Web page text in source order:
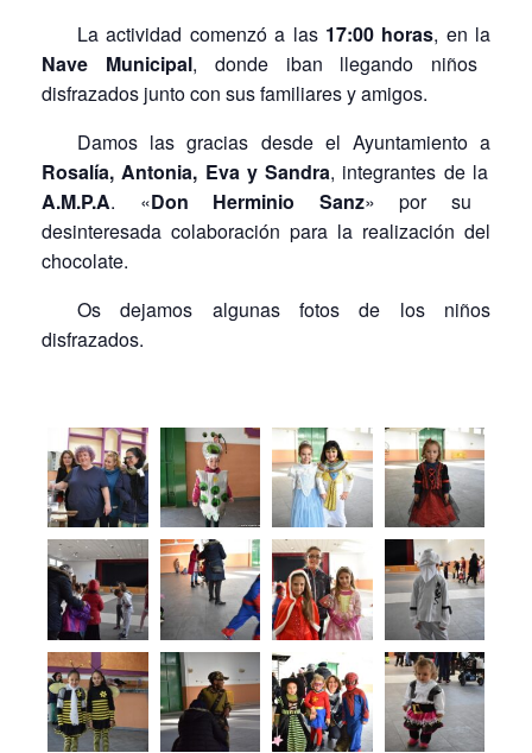
La actividad comenzó a las 17:00 horas, en la
Nave Municipal, donde iban llegando niños
disfrazados junto con sus familiares y amigos.
Damos las gracias desde el Ayuntamiento a
Rosalía, Antonia, Eva y Sandra, integrantes de la
A.M.P.A. «Don Herminio Sanz» por su
desinteresada colaboración para la realización del
chocolate.
Os dejamos algunas fotos de los niños
disfrazados.